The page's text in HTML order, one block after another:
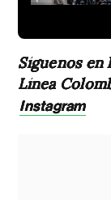
Síguenos en
Línea
Instagram